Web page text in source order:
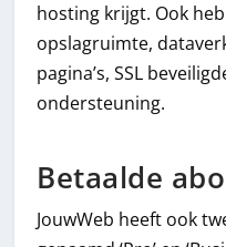
hosting krijgt. Ook
opslagruimte,
pagina’s, SSL
ondersteuning.
Betaalde
JouwWeb heeft ook